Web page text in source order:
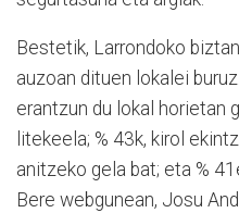
Bestetik, Larrondoko
auzoan dituen lokalei
erantzun du lokal horietan
litekeela; % 43k, kirol
anitzeko gela bat; eta %
Bere webgunean, Josu